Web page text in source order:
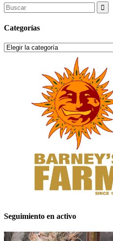
Search
for:
Categorías
Categorías
Seguimiento en activo